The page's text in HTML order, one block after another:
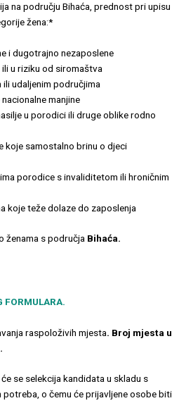
na području Bihaća, prednost pri upisu
žena:*
i dugotrajno nezaposlene
u riziku od siromaštva
ili udaljenim područjima
manjine
u porodici ili druge oblike rodno
koje samostalno brinu o djeci
porodice s invaliditetom ili hroničnim
koje teže dolaze do zaposlenja
ženama s područja Bihaća.
FORMULARA.
raspoloživih mjesta. Broj mjesta u
se selekcija kandidata u skladu s
o čemu će prijavljene osobe biti